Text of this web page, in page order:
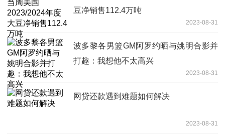
豆净销售112.4万吨
2023-08-31
波多黎各男篮GM阿罗约晒与姚明合影并
打趣：我想他不太高兴
2023-08-31
网贷还款遇到难题如何解决
2023-08-31